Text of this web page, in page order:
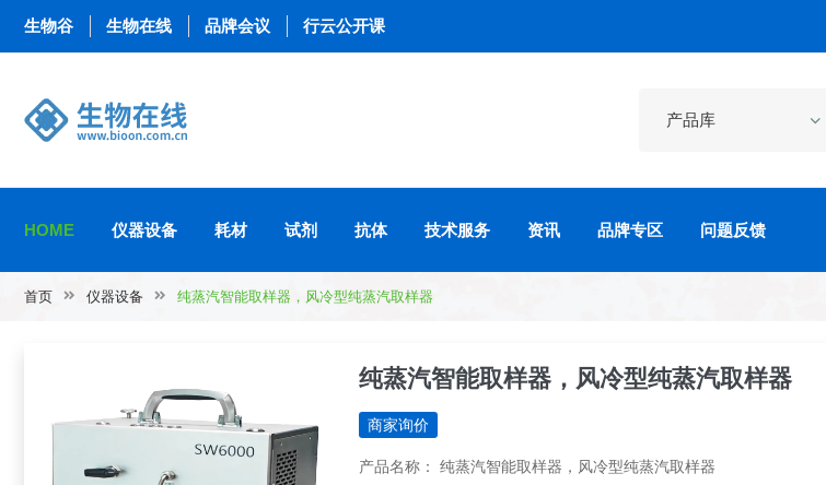
生物谷 生物在线 品牌会议 行云公开课
HOME 仪器设备 耗材 试剂 抗体 技术服务 资讯 品牌专区 问题反馈
首页 仪器设备 纯蒸汽智能取样器，风冷型纯蒸汽取样器
纯蒸汽智能取样器，风冷型纯蒸汽取样器
商家询价
产品名称： 纯蒸汽智能取样器，风冷型纯蒸汽取样器